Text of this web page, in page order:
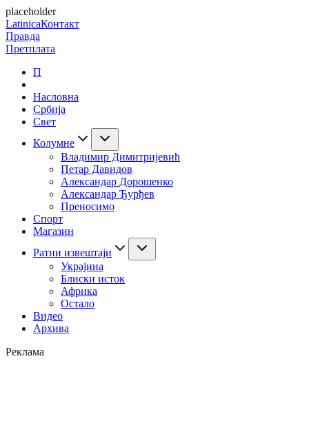
placeholder
LatinicaКонтакт
Правда
Претплата
П
Насловна
Србија
Свет
Колумне
Владимир Димитријевић
Петар Давидов
Александар Дорошенко
Александар Ђурђев
Преносимо
Спорт
Магазин
Ратни извештаји
Украјина
Блиски исток
Африка
Остало
Видео
Архива
Реклама